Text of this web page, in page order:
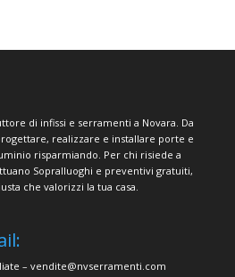
di infissi e serramenti a Novara. Da
realizzare e installare porte e
risparmiando. Per chi risiede a
Sopralluoghi e preventivi gratuiti,
che valorizzi la tua casa.
– vendite@nvserramenti.com